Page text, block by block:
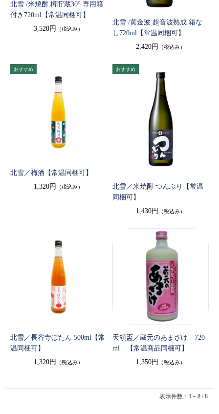
北雪 /米焼酎 樽貯蔵30° 専用箱
付き720ml【常温同梱可】
3,520円
（税込み）
北雪 /黄金波 超音波熟成 箱な
し720ml【常温同梱可】
2,420円
（税込み）
北雪／梅酒【常温同梱可】
1,320円
（税込み）
北雪／米焼酎 つんぶり【常温
同梱可】
1,430円
（税込み）
北雪／長谷寺ぼたん 500ml【常
温同梱可】
1,320円
（税込み）
天領盃／蔵元のあまざけ 720
ml 【常温商品同梱可】
1,350円
（税込み）
表示件数：1～8 / 8